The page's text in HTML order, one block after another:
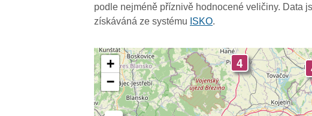
podle nejméně příznivě hodnocené veličiny. Data
získáváná ze systému ISKO.
4
+
−